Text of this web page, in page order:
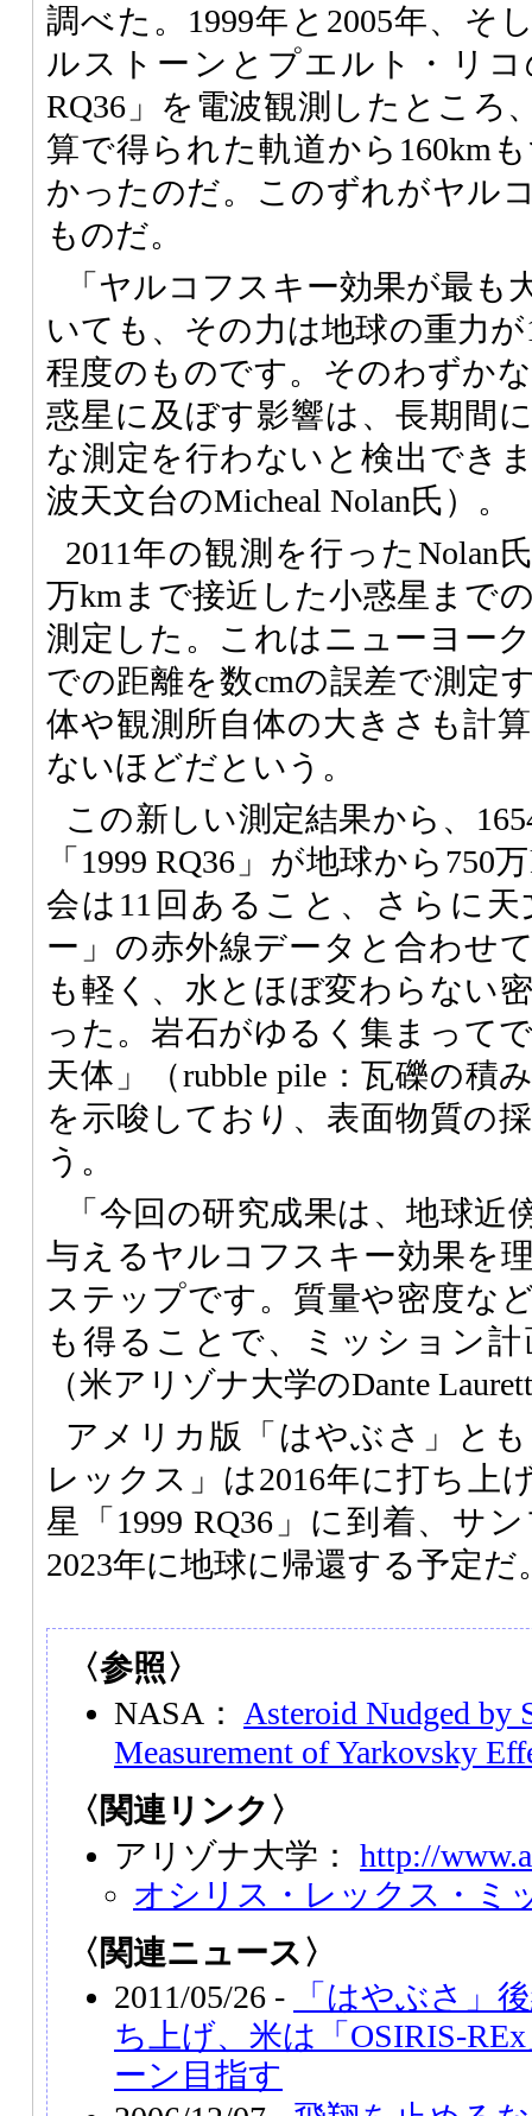
調べた。1999年と2005年、そ
ルストーンとプエルト・リコ
RQ36」を電波観測したところ
算で得られた軌道から160km
かったのだ。このずれがヤル
ものだ。
「ヤルコフスキー効果が最も
いても、その力は地球の重力
程度のものです。そのわずか
惑星に及ぼす影響は、長期間
な測定を行わないと検出でき
波天文台のMicheal Nolan氏）。
2011年の観測を行ったNolan
万kmまで接近した小惑星まで
測定した。これはニューヨー
での距離を数cmの誤差で測定
体や観測所自体の大きさも計
ないほどだという。
この新しい測定結果から、
「1999 RQ36」が地球から750
会は11回あること、さらに
ー」の赤外線データと合わせ
も軽く、水とほぼ変わらない
った。岩石がゆるく集まって
天体」（rubble pile：瓦礫の積
を示唆しており、表面物質の
う。
「今回の研究成果は、地球近
与えるヤルコフスキー効果を
ステップです。質量や密度な
も得ることで、ミッション
（米アリゾナ大学のDante
アメリカ版「はやぶさ」と
レックス」は2016年に打ち上
星「1999 RQ36」に到着、サ
2023年に地球に帰還する予定だ
〈参照〉
NASA： Asteroid Nudged by
Measurement of Yarkovsky
〈関連リンク〉
アリゾナ大学： http://
オシリス・レックス・ミ
〈関連ニュース〉
2011/05/26 -
「はやぶさ」
ち上げ、米は「OSIRIS-
ーン目指す